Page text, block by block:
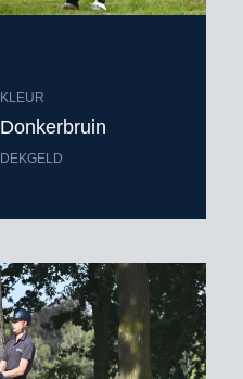
KLEUR
Donkerbruin
DEKGELD